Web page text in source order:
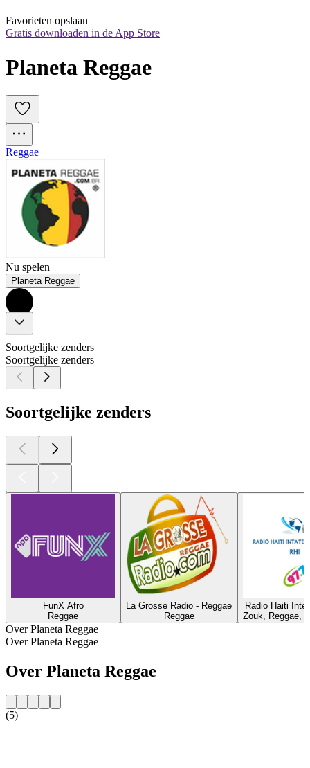
Favorieten opslaan
Gratis downloaden in de App Store
Planeta Reggae
Reggae
Nu spelen
Planeta Reggae
Soortgelijke zenders
Soortgelijke zenders
Soortgelijke zenders
FunX Afro
Reggae
La Grosse Radio - Reggae
Reggae
Radio Haiti
Zouk, Reggae,
Over Planeta Reggae
Over Planeta Reggae
Over Planeta Reggae
(5)